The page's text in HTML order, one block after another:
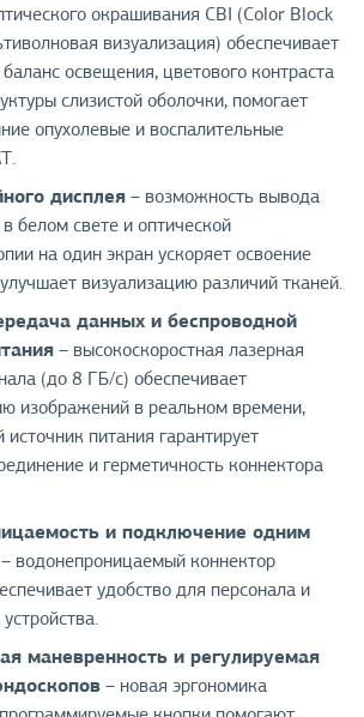
окрашивания CBI (Color Block
визуализация) обеспечивает
освещения, цветового контраста
слизистой оболочки, помогает
опухолевые и воспалительные
дисплея – возможность вывода
белом свете и оптической
на один экран ускоряет освоение
визуализацию различий тканей.
данных и беспроводной
– высокоскоростная лазерная
(до 8 ГБ/с) обеспечивает
изображений в реальном времени,
источник питания гарантирует
и герметичность коннектора
и подключение одним
– водонепроницаемый коннектор
удобство для персонала и
маневренность и регулируемая
– новая эргономика